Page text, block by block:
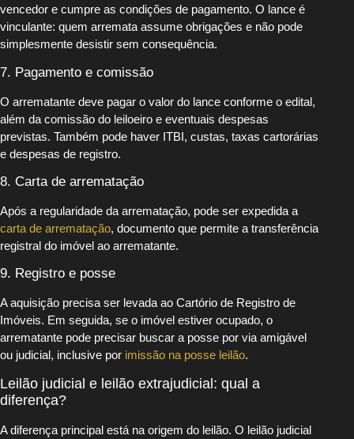
vencedor e cumpre as condições de pagamento. O lance é
vinculante: quem arremata assume obrigações e não pode
simplesmente desistir sem consequência.
7. Pagamento e comissão
O arrematante deve pagar o valor do lance conforme o edital,
além da comissão do leiloeiro e eventuais despesas
previstas. Também pode haver ITBI, custas, taxas cartorárias
e despesas de registro.
8. Carta de arrematação
Após a regularidade da arrematação, pode ser expedida a
carta de arrematação, documento que permite a transferência
registral do imóvel ao arrematante.
9. Registro e posse
A aquisição precisa ser levada ao Cartório de Registro de
Imóveis. Em seguida, se o imóvel estiver ocupado, o
arrematante pode precisar buscar a posse por via amigável
ou judicial, inclusive por imissão na posse leilão.
Leilão judicial e leilão extrajudicial: qual a
diferença?
A diferença principal está na origem do leilão. O leilão judicial